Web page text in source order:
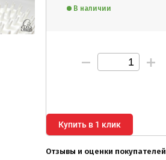
В наличии
Купить в 1 клик
Отзывы и оценки покупателей